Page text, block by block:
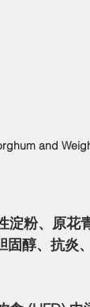
and
醇、抗炎